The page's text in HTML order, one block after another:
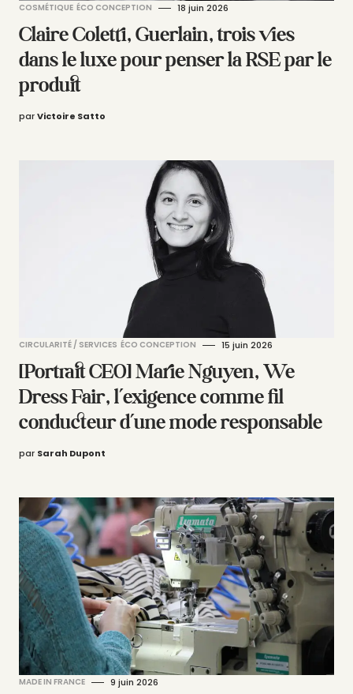
COSMÉTIQUE ÉCO CONCEPTION 18 juin 2026
Claire Coletti, Guerlain, trois vies
dans le luxe pour penser la RSE par le
produit
parVictoire Satto
CIRCULARITÉ / SERVICES ÉCO CONCEPTION 15 juin 2026
[Portrait CEO] Marie Nguyen, We
Dress Fair, l’exigence comme fil
conducteur d’une mode responsable
par Sarah Dupont
MADE IN FRANCE 9 juin 2026